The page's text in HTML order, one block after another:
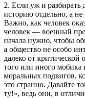
2. Если уж и
историю отдельно, а не
Важно, как человек
человек — военный
начала нужно, чтобы
а общество не особо
далеко от
того или иного мобика
моральных подвигов,
это странно. Давайте
ту!», ведь они, в